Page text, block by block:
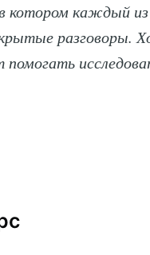
каждый из
разговоры.